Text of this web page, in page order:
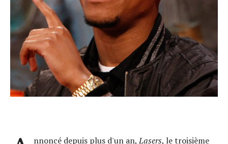
nnoncé depuis plus d'un an,Lasers, le troisième